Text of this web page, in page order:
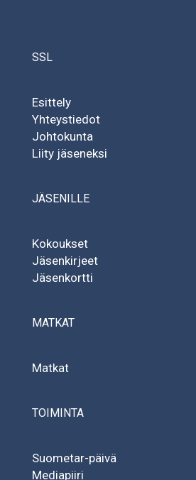
SSL
Esittely
Yhteystiedot
Johtokunta
Liity jäseneksi
JÄSENILLE
Kokoukset
Jäsenkirjeet
Jäsenkortti
MATKAT
Matkat
TOIMINTA
Suometar-päivä
Mediapiiri